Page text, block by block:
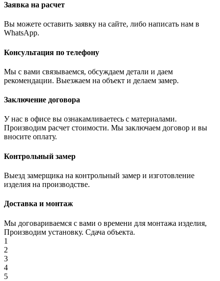
Заявка на расчет
Вы можете оставить заявку на сайте, либо написать нам в
WhatsApp.
Консультация по телефону
Мы с вами связываемся, обсуждаем детали и даем
рекомендации. Выезжаем на объект и делаем замер.
Заключение договора
У нас в офисе вы ознакамливаетесь с материалами.
Производим расчет стоимости. Мы заключаем договор и вы
вносите оплату.
Контрольный замер
Выезд замерщика на контрольный замер и изготовление
изделия на производстве.
Доставка и монтаж
Мы договариваемся с вами о времени для монтажа изделия,
Производим установку. Сдача объекта.
1
2
3
4
5